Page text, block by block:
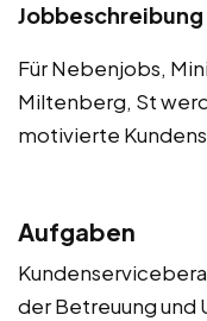
Jobbeschreibung
Für Nebenjobs,
Miltenberg, St
motivierte
Aufgaben
der Betreuung und